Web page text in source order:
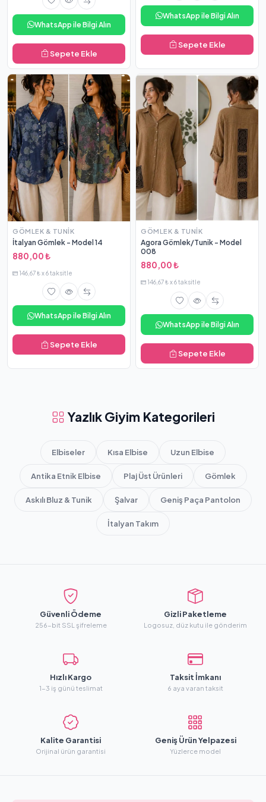
WhatsApp ile Bilgi Alın
Sepete Ekle
WhatsApp ile Bilgi Alın
Sepete Ekle
GÖMLEK & TUNIK
İtalyan Gömlek - Model 14
880,00 ₺
146,67 ₺ x 6 taksitle
WhatsApp ile Bilgi Alın
Sepete Ekle
GÖMLEK & TUNIK
Agora Gömlek/Tunik - Model
008
880,00 ₺
146,67 ₺ x 6 taksitle
WhatsApp ile Bilgi Alın
Sepete Ekle
Yazlık Giyim Kategorileri
Elbiseler Kısa Elbise Uzun Elbise
Antika Etnik Elbise Plaj Üst Ürünleri Gömlek
Askılı Bluz & Tunik Şalvar Geniş Paça Pantolon
İtalyan Takım
Güvenli Ödeme
256-bit SSL şifreleme
Gizli Paketleme
Logosuz, düz kutu ile gönderim
Hızlı Kargo
1-3 iş günü teslimat
Taksit İmkanı
6 aya varan taksit
Kalite Garantisi
Orijinal ürün garantisi
Geniş Ürün Yelpazesi
Yüzlerce model